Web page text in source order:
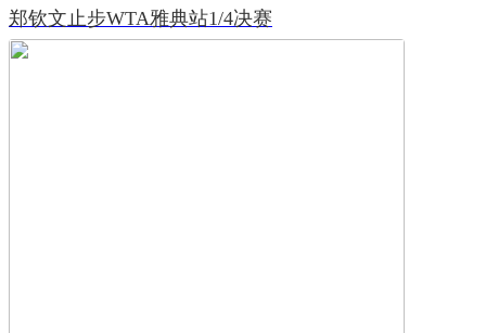
郑钦文止步WTA雅典站1/4决赛